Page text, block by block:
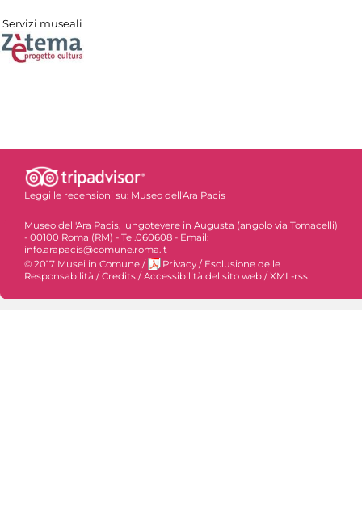
Servizi museali
Leggi le recensioni su: Museo dell'Ara Pacis
Museo dell'Ara Pacis, lungotevere in Augusta (angolo via Tomacelli)
- 00100 Roma (RM) - Tel.060608 - Email:
info.arapacis@comune.roma.it
© 2017 Musei in Comune / Privacy / Esclusione delle
Responsabilità / Credits / Accessibilità del sito web / XML-rss